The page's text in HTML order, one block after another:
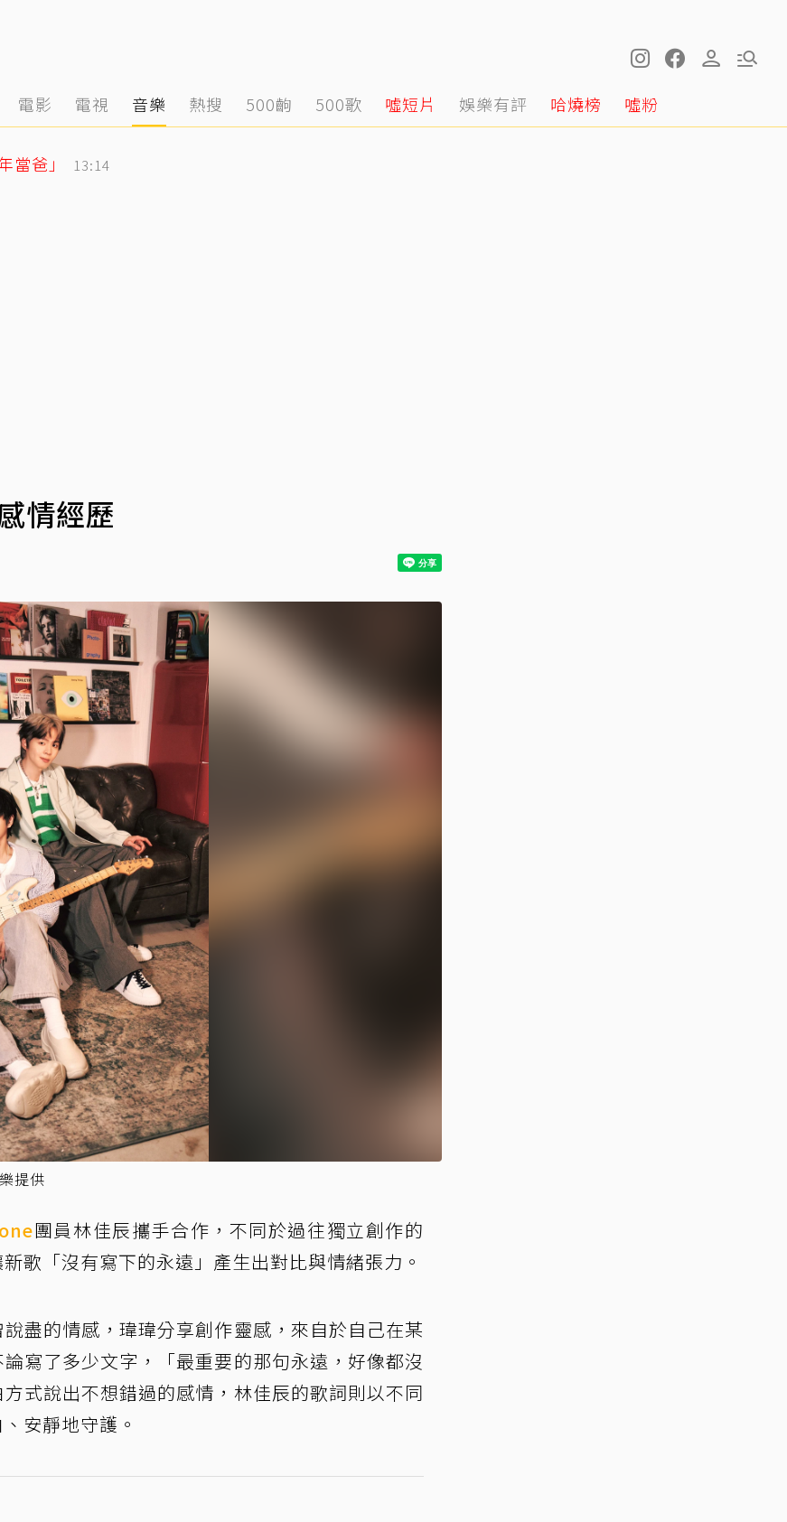
電影 電視 音樂 熱搜 500齣 500歌 噓短片 娛樂有評 哈燒榜 噓粉
爸」 13:14
情經歷
提供
團員林佳辰攜手合作，不同於過往獨立創作的
歌「沒有寫下的永遠」產生出對比與情緒張力。
盡的情感，瑋瑋分享創作靈感，來自於自己在某
寫了多少文字，「最重要的那句永遠，好像都沒
式說出不想錯過的感情，林佳辰的歌詞則以不同
安靜地守護。